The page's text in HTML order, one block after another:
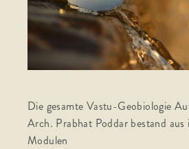
Die gesamte Vastu-Geobiologie
Arch. Prabhat Poddar bestand aus
Modulen